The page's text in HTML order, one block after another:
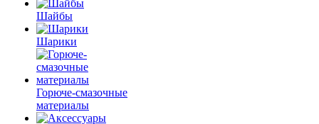
Шайбы
Шарики
Горюче-смазочные
материалы